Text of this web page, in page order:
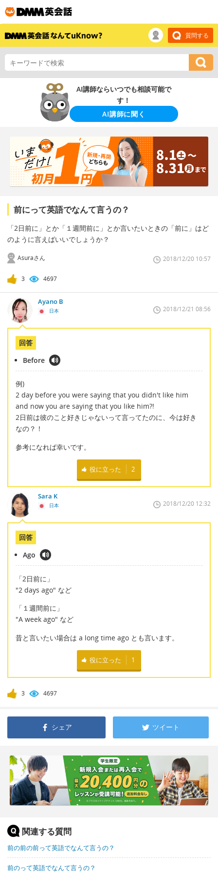
質問する
AI講師ならいつでも相談可能で
す！
AI講師に聞く
前にって英語でなんて言うの？
「2日前に」とか「１週間前に」とか言いたいときの「前に」はど
のように言えばいいでしょうか？
Asuraさん 2018/12/20 10:57
3 4697
Ayano B
日本 2018/12/21 08:56
回答
Before
例)
2 day before you were saying that you didn't like him
and now you are saying that you like him?!
2日前は彼のこと好きじゃないって言ってたのに、今は好き
なの？！
参考になれば幸いです。
役に立った 2
Sara K
日本 2018/12/20 12:32
回答
Ago
「2日前に」
"2 days ago" など
「１週間前に」
"A week ago" など
昔と言いたい場合は a long time ago とも言います。
役に立った 1
3 4697
シェア ツイート
関連する質問
前の前の前って英語でなんて言うの？
前のって英語でなんて言うの？